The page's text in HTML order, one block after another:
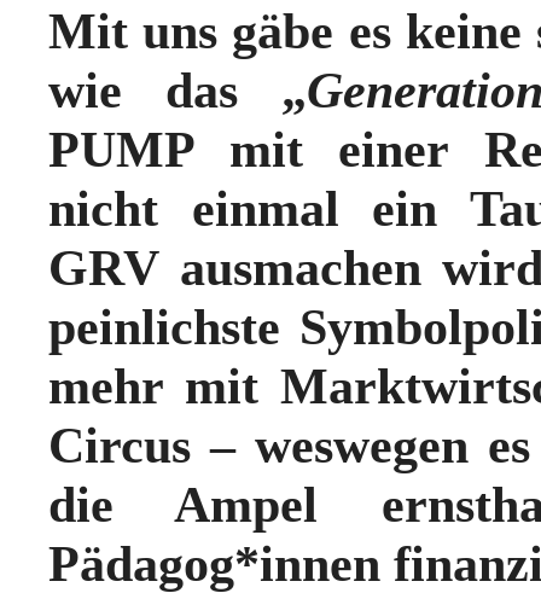
Mit uns gäbe es
wie das „
PUMP mit einer
nicht einmal ein
GRV ausmachen
peinlichste
mehr mit
Circus – weswegen
die Ampel
Pädagog*innen